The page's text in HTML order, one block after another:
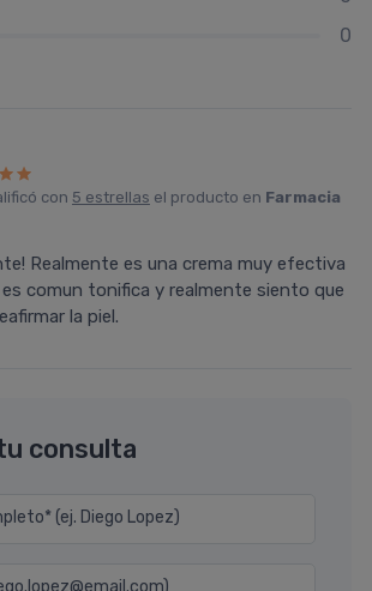
0
con 5 estrellas el producto en Farmacia
Realmente es una crema muy efectiva
comun tonifica y realmente siento que
la piel.
consulta
(ej. Diego Lopez)